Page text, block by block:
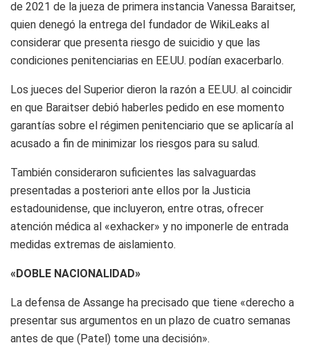
de 2021 de la jueza de primera instancia Vanessa Baraitser,
quien denegó la entrega del fundador de WikiLeaks al
considerar que presenta riesgo de suicidio y que las
condiciones penitenciarias en EE.UU. podían exacerbarlo.
Los jueces del Superior dieron la razón a EE.UU. al coincidir
en que Baraitser debió haberles pedido en ese momento
garantías sobre el régimen penitenciario que se aplicaría al
acusado a fin de minimizar los riesgos para su salud.
También consideraron suficientes las salvaguardas
presentadas a posteriori ante ellos por la Justicia
estadounidense, que incluyeron, entre otras, ofrecer
atención médica al «exhacker» y no imponerle de entrada
medidas extremas de aislamiento.
«DOBLE NACIONALIDAD»
La defensa de Assange ha precisado que tiene «derecho a
presentar sus argumentos en un plazo de cuatro semanas
antes de que (Patel) tome una decisión».